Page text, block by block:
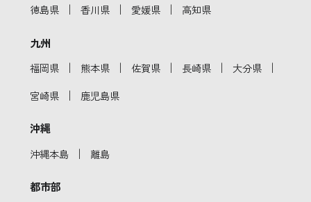
徳島県 ｜ 香川県 ｜ 愛媛県 ｜ 高知県
九州
福岡県 ｜ 熊本県 ｜ 佐賀県 ｜ 長崎県 ｜ 大分県 ｜
宮崎県 ｜ 鹿児島県
沖縄
沖縄本島 ｜ 離島
都市部